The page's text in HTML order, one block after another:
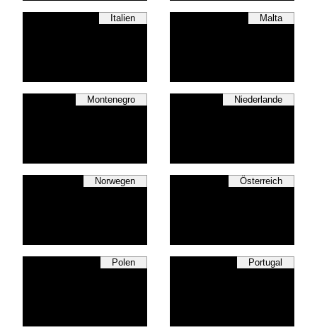
Italien Malta
Montenegro Niederlande
Norwegen Österreich
Polen Portugal